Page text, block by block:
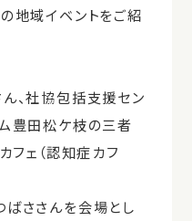
地域イベントをご紹
、社協包括支援セン
豊田松ケ枝の三者
フェ（認知症カフ
ささんを会場とし